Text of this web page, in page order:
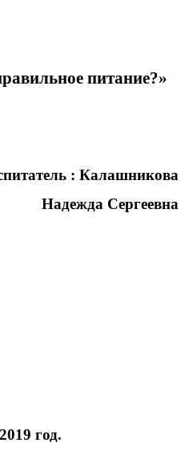
питание?»
: Калашникова
Надежда Сергеевна
год.